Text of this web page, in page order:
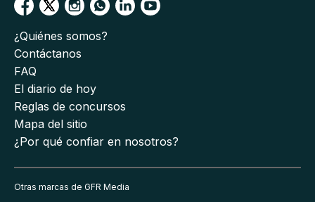
¿Quiénes somos?
Contáctanos
FAQ
El diario de hoy
Reglas de concursos
Mapa del sitio
¿Por qué confiar en nosotros?
Otras marcas de GFR Media